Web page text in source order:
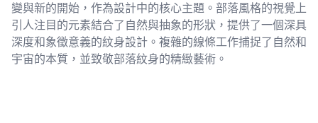
變與新的開始，作為設計中的核心主題。部落風格的視覺上
引人注目的元素結合了自然與抽象的形狀，提供了一個深具
深度和象徵意義的紋身設計。複雜的線條工作捕捉了自然和
宇宙的本質，並致敬部落紋身的精緻藝術。